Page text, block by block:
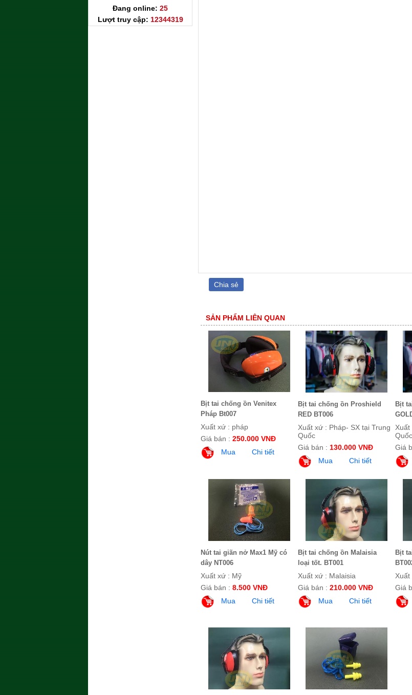
Đang online: 25
Lượt truy cập: 12344319
Chia sẻ
SẢN PHẨM LIÊN QUAN
Bịt tai chống ồn Venitex
Pháp Bt007
Xuất xứ : pháp
Giá bán : 250.000 VNĐ
Mua
Chi tiết
Bịt tai chống ồn Proshield
RED BT006
Xuất xứ : Pháp- SX tại Trung
Quốc
Giá bán : 130.000 VNĐ
Mua
Chi tiết
Bịt
Xuất
Quốc
Giá
Nút tai giãn nở Max1 Mỹ có
dây NT006
Xuất xứ : Mỹ
Giá bán : 8.500 VNĐ
Mua
Chi tiết
Bịt tai chống ồn Malaisia
loại tốt. BT001
Xuất xứ : Malaisia
Giá bán : 210.000 VNĐ
Mua
Chi tiết
Bịt
Xuất
Giá